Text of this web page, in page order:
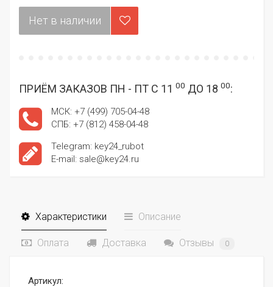
ПРИЁМ ЗАКАЗОВ ПН - ПТ С 11 00 ДО 18 00:
МСК: +7 (499) 705-04-48
СПБ: +7 (812) 458-04-48
Telegram: key24_rubot
E-mail: sale@key24.ru
Характеристики Описание
Оплата Доставка Отзывы 0
Артикул: